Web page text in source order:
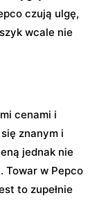
czują ulgę,
wcale nie
cenami i
znanym i
jednak nie
Towar w Pepco
to zupełnie